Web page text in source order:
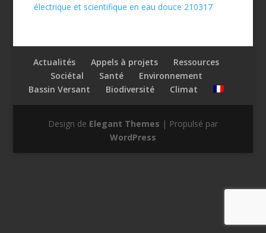
électrique et scientifique en eau douce 210317
Actualités Appels à projets
Ressources
Sociétal
Santé
Environnement
Bassin Versant
Biodiversité Climat
Design de Elegant Themes | Propulsé par
WordPress